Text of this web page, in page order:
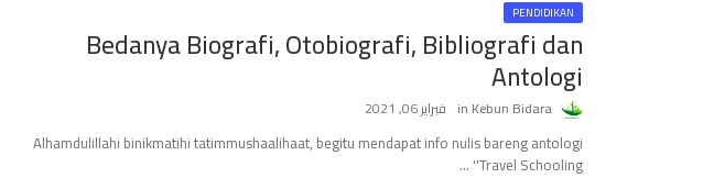
PENDIDIKAN
Bedanya Biografi, Otobiografi, Bibliografi dan
Antologi
Kebun Bidara فبراير 06, 2021
Alhamdulillahi binikmatihi tatimmushaalihaat, begitu mendapat info nulis bareng antologi
'Travel Schooling' …